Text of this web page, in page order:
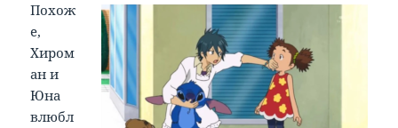
Похож
е,
Хиром
ан и
Юна
влюбл